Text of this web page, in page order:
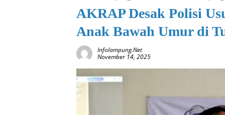
AKRAP Desak Polisi
Anak Bawah Umur di
Infolampung.net
November 14, 2025